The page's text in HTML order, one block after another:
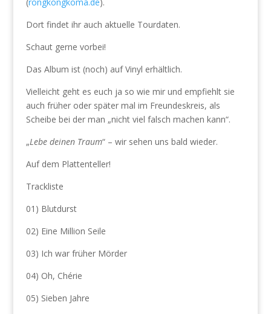
Dort findet ihr auch aktuelle Tourdaten.
Schaut gerne vorbei!
Das Album ist (noch) auf Vinyl erhältlich.
Vielleicht geht es euch ja so wie mir und empfiehlt sie
auch früher oder später mal im Freundeskreis, als
Scheibe bei der man „nicht viel falsch machen kann“.
„Lebe deinen Traum“ – wir sehen uns bald wieder.
Auf dem Plattenteller!
Trackliste
01) Blutdurst
02) Eine Million Seile
03) Ich war früher Mörder
04) Oh, Chérie
05) Sieben Jahre